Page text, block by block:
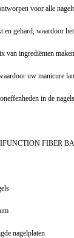
voor alle
gehard, waardoor
ingrediënten
uw manicure
in de
FIBER
nagelplaten